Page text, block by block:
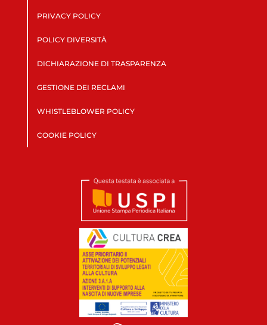
PRIVACY POLICY
POLICY DIVERSITÀ
DICHIARAZIONE DI TRASPARENZA
GESTIONE DEI RECLAMI
WHISTLEBLOWER POLICY
COOKIE POLICY